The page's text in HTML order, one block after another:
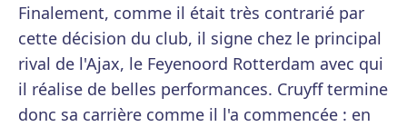
Finalement, comme il était très contrarié par
cette décision du club, il signe chez le principal
rival de l'Ajax, le Feyenoord Rotterdam avec qui
il réalise de belles performances. Cruyff termine
donc sa carrière comme il l'a commencée : en